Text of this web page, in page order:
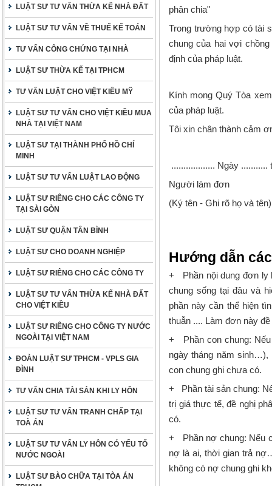
LUẬT SƯ TƯ VẤN THỪA KẾ NHÀ ĐẤT
LUẬT SƯ TƯ VẤN VỀ THUẾ KẾ TOÁN
TƯ VẤN CÔNG CHỨNG TẠI NHÀ
LUẬT SƯ THỪA KẾ TẠI TPHCM
TƯ VẤN LUẬT CHO VIỆT KIỀU MỸ
LUẬT SƯ TƯ VẤN CHO VIỆT KIỀU MUA
NHÀ TẠI VIỆT NAM
LUẬT SƯ TẠI THÀNH PHỐ HỒ CHÍ
MINH
LUẬT SƯ TƯ VẤN LUẬT LAO ĐỘNG
LUẬT SƯ RIÊNG CHO CÁC CÔNG TY
TẠI SÀI GÒN
LUẬT SƯ QUẬN TÂN BÌNH
LUẬT SƯ CHO DOANH NGHIỆP
LUẬT SƯ RIÊNG CHO CÁC CÔNG TY
LUẬT SƯ TƯ VẤN THỪA KẾ NHÀ ĐẤT
CHO VIỆT KIỀU
LUẬT SƯ RIÊNG CHO CÔNG TY NƯỚC
NGOÀI TẠI VIỆT NAM
ĐOÀN LUẬT SƯ TPHCM - VPLS GIA
ĐÌNH
TƯ VẤN CHIA TÀI SẢN KHI LY HÔN
LUẬT SƯ TƯ VẤN TRANH CHẤP TẠI
TOÀ ÁN
LUẬT SƯ TƯ VẤN LY HÔN CÓ YẾU TỐ
NƯỚC NGOÀI
LUẬT SƯ BÀO CHỮA TẠI TÒA ÁN
phân chia"
Trong trường hợp có tài
chung của hai vợi
định của pháp luật.
Kính mong Quý Tòa
của pháp luật.
Tôi xin chân thành cảm
.................. Ngày ...........
Người làm đơn
(Ký tên - Ghi rõ họ và tên)
Hướng dẫn
+ Phần nội dung đơn ly
chung sống tại đâu và
phần này cần thể hiện
thuẫn .... Làm đơn này
+ Phần con chung:
ngày tháng năm sinh…),
con chung ghi chưa có.
+ Phần tài sản chung:
trị giá thực tế, đề nghị
có.
+ Phần nợ chung: Nếu
nợ là ai, thời gian trả
không có nợ chung ghi